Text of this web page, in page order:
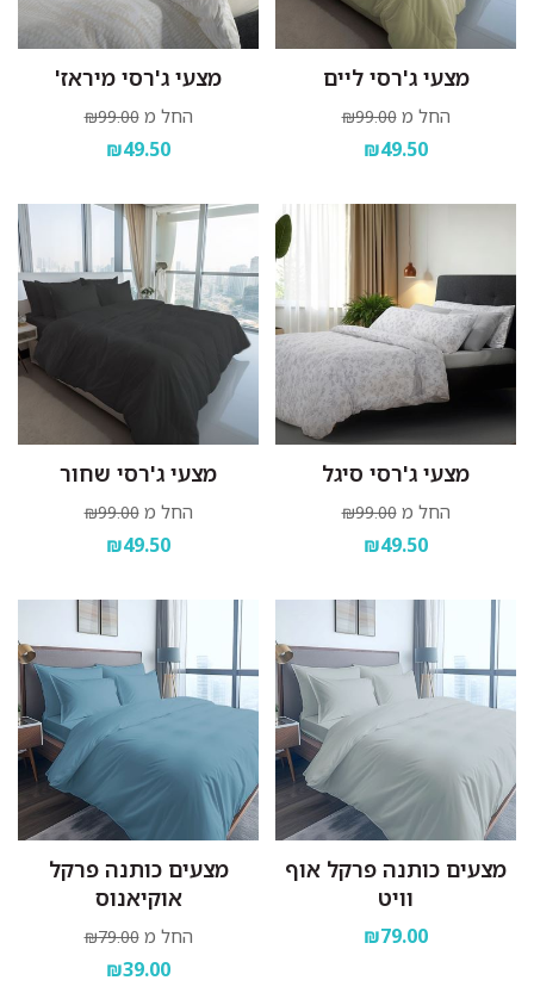
מצעי ג'רסי ליים
החל מ ₪99.00
₪49.50
מצעי ג'רסי מיראז'
החל מ ₪99.00
₪49.50
מצעי ג'רסי סיגל
החל מ ₪99.00
₪49.50
מצעי ג'רסי שחור
החל מ ₪99.00
₪49.50
מצעים כותנה פרקל אוף
וויט
₪79.00
מצעים כותנה פרקל
אוקיאנוס
החל מ ₪79.00
₪39.00